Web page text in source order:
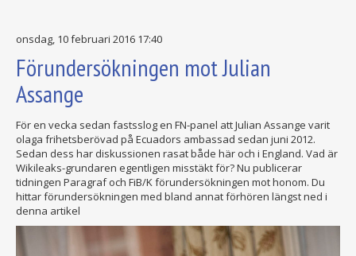
onsdag, 10 februari 2016 17:40
Förundersökningen mot Julian
Assange
För en vecka sedan fastsslog en FN-panel att Julian Assange varit
olaga frihetsberövad på Ecuadors ambassad sedan juni 2012.
Sedan dess har diskussionen rasat både här och i England. Vad är
Wikileaks-grundaren egentligen misstäkt för? Nu publicerar
tidningen Paragraf och FiB/K förundersökningen mot honom. Du
hittar förundersökningen med bland annat förhören längst ned i
denna artikel